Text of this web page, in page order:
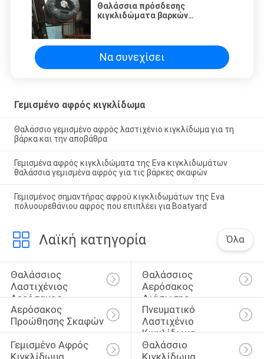
Θαλάσσια πρόσδεσης
κιγκλιδώματα βαρκών
Να συνεχίσει
Γεμισμένο αφρός κιγκλίδωμα
Θαλάσσιο γεμισμένο αφρός λαστιχένιο κιγκλίδωμα για τη
βάρκα και την αποβάθρα
Γεμισμένα αφρός κιγκλιδώματα της Eva κιγκλιδωμάτων
θαλάσσια γεμισμένα αφρός για τις βάρκες σκαφών
Γεμισμένος σημαντήρας αφρού κιγκλιδωμάτων της Eva
πολυουρεθάνιου αφρός που επιπλέει για Boatyard
Λαϊκή κατηγορία Όλα
Θαλάσσιος
Λαστιχένιος
Αερόσακος
Θαλάσσιος
Αερόσακος
Διάσωσης
Αερόσακος
Προώθησης Σκαφών
Πνευματικό
Λαστιχένιο
Κιγκλίδωμα
Γεμισμένο Αφρός
Κιγκλίδωμα
Θαλάσσιο
Κιγκλίδωμα